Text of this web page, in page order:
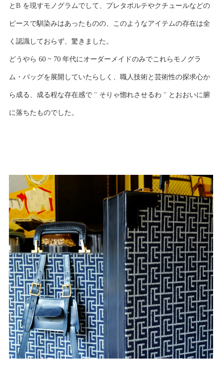
とB を現すモノグラムでして、プレタポルテやクチュールなどの
ピースで馴染みはあったものの、このようなアイテムの存在は全
く認識しておらず、驚きました。
どうやら 60 ~ 70 年代にオーダーメイドのみでこれらモノグラ
ム・バッグを展開していたらしく、職人技術と芸術性の探求心か
ら成る、成る程な存在感で ” そりゃ惚れさせるわ ” とおおいに腑
に落ちたものでした。